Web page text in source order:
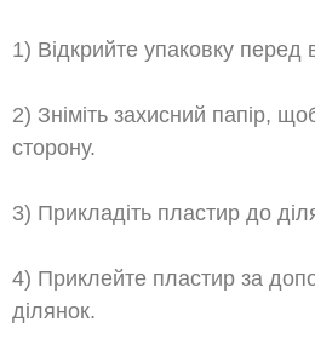
1) Відкрийте упаковку перед
2) Зніміть захисний папір,
сторону.
3) Прикладіть пластир до
4) Приклейте пластир за
ділянок.